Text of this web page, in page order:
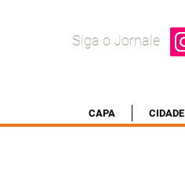
Siga o Jornale
CAPA CIDADE